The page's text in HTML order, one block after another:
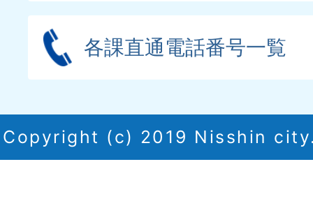
各課直通電話番号一覧
Copyright (c) 2019 Nisshin